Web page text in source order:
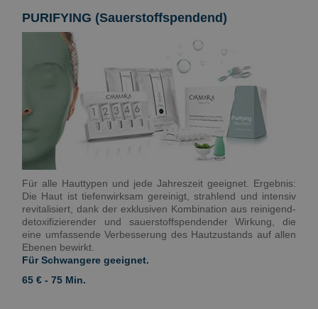
PURIFYING (Sauerstoffspendend)
Für alle Hauttypen und jede Jahreszeit geeignet. Ergebnis:
Die Haut ist tiefenwirksam gereinigt, strahlend und intensiv
revitalisiert, dank der exklusiven Kombination aus reinigend-
detoxifizierender und sauerstoffspendender Wirkung, die
eine umfassende Verbesserung des Hautzustands auf allen
Ebenen bewirkt.
Für Schwangere geeignet.
65 € - 75 Min.